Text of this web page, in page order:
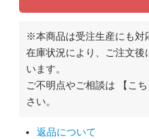
※本商品は受注生産にも対
在庫状況により、ご注文
います。
ご不明点やご相談は
【こち
さい。
返品について